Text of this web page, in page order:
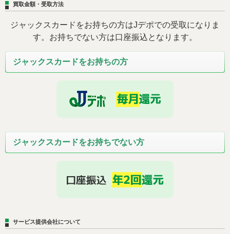
買取金額・受取方法
ジャックスカードをお持ちの方はJデポでの受取になりま
す。お持ちでない方は口座振込となります。
ジャックスカードをお持ちの方
ジャックスカードをお持ちでない方
サービス提供会社について